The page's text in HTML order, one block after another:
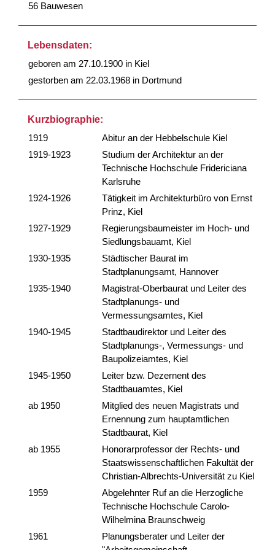
56 Bauwesen
Lebensdaten:
geboren am 27.10.1900 in Kiel
gestorben am 22.03.1968 in Dortmund
Kurzbiographie:
1919
Abitur an der Hebbelschule Kiel
1919-1923
Studium der Architektur an der
Technische Hochschule Fridericiana
Karlsruhe
1924-1926
Tätigkeit im Architekturbüro von Ernst
Prinz, Kiel
1927-1929
Regierungsbaumeister im Hoch- und
Siedlungsbauamt, Kiel
1930-1935
Städtischer Baurat im
Stadtplanungsamt, Hannover
1935-1940
Magistrat-Oberbaurat und Leiter des
Stadtplanungs- und
Vermessungsamtes, Kiel
1940-1945
Stadtbaudirektor und Leiter des
Stadtplanungs-, Vermessungs- und
Baupolizeiamtes, Kiel
1945-1950
Leiter bzw. Dezernent des
Stadtbauamtes, Kiel
ab 1950
Mitglied des neuen Magistrats und
Ernennung zum hauptamtlichen
Stadtbaurat, Kiel
ab 1955
Honorarprofessor der Rechts- und
Staatswissenschaftlichen Fakultät der
Christian-Albrechts-Universität zu Kiel
1959
Abgelehnter Ruf an die Herzogliche
Technische Hochschule Carolo-
Wilhelmina Braunschweig
1961
Planungsberater und Leiter der